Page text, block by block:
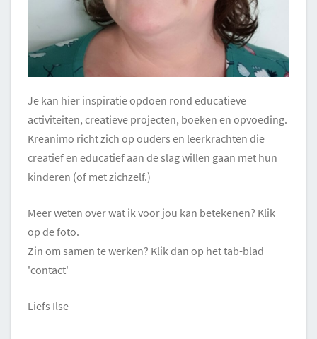
Je kan hier inspiratie opdoen rond educatieve
activiteiten, creatieve projecten, boeken en opvoeding.
Kreanimo richt zich op ouders en leerkrachten die
creatief en educatief aan de slag willen gaan met hun
kinderen (of met zichzelf.)
Meer weten over wat ik voor jou kan betekenen? Klik
op de foto.
Zin om samen te werken? Klik dan op het tab-blad
'contact'
Liefs Ilse